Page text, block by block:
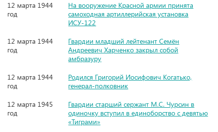
12 марта 1944
год
На вооружение Красной армии принята
самоходная артиллерийская установка
ИСУ-122
12 марта 1944
год
Гвардии младший лейтенант Семён
Андреевич Харченко закрыл собой
амбразуру
12 марта 1944
год
Родился Григорий Иосифович Когатько,
генерал-полковник
12 марта 1945
год
Гвардии старший сержант М.С. Чурсин в
одиночку вступил в единоборство с девятью
«Тиграми»